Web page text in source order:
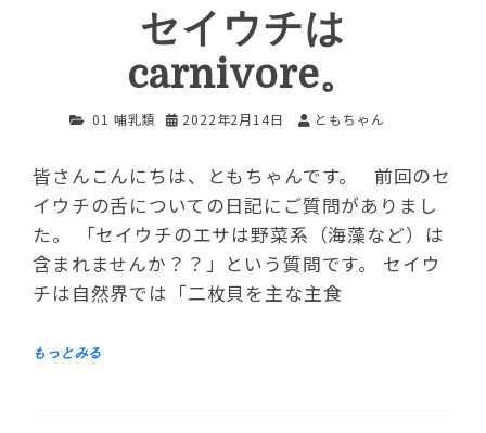
セイウチは
carnivore。
01 哺乳類 2022年2月14日 ともちゃん
皆さんこんにちは、ともちゃんです。 前回のセ
イウチの舌についての日記にご質問がありまし
た。 「セイウチのエサは野菜系（海藻など）は
含まれませんか？？」という質問です。 セイウ
チは自然界では「二枚貝を主な主食